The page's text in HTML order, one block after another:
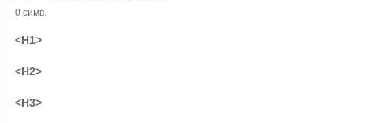
0 симв.
<H1>
<H2>
<H3>